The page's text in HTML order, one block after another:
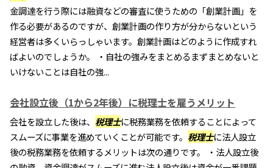
金調達を行う際には融資などの審査に使うための「創業計画」を
作る必要があるのですが、創業計画の作り方が分からないという
経営者は多くいらっしゃいます。創業計画はどのように作成すれ
ばよいのでしょうか。 ・自社の強みをまとめるまずまとめないと
いけないことは自社の強...
会社設立後（1から2年後）に税理士を雇うメリット
会社を設立した後は、 税理士に税務業務を依頼することによって
スムーズに事業を進めていくことが可能です。 税理士に法人設立
後の税務業務を依頼するメリットは次の通りです。 ・法人設立後